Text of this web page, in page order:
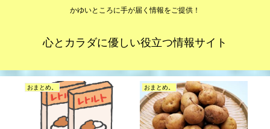
かゆいところに手が届く情報をご提供！
心とカラダに優しい役立つ情報サイト
おまとめ。 おまとめ。